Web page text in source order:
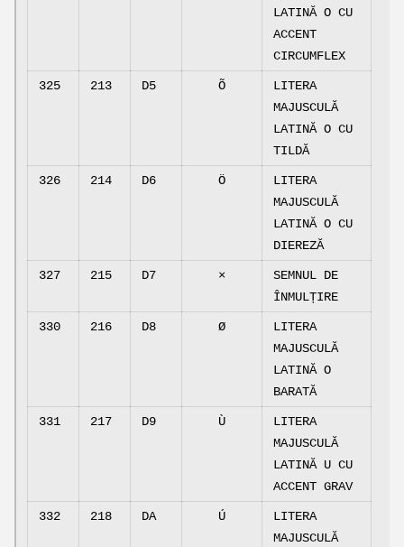
LATINĂ O CU
ACCENT
CIRCUMFLEX
325 213 D5 Õ
LITERA
MAJUSCULĂ
LATINĂ O CU
TILDĂ
326 214 D6 Ö
LITERA
MAJUSCULĂ
LATINĂ O CU
DIEREZĂ
327 215 D7 ×
SEMNUL DE
ÎNMULȚIRE
330 216 D8 Ø
LITERA
MAJUSCULĂ
LATINĂ O
BARATĂ
331 217 D9 Ù
LITERA
MAJUSCULĂ
LATINĂ U CU
ACCENT GRAV
332 218 DA Ú
LITERA
MAJUSCULĂ